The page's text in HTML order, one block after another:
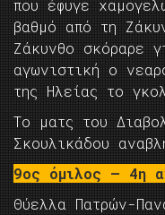
που έφυγε
βαθμό από τη
Ζάκυνθο σκόραρε
αγωνιστική ο
της Ηλείας το
Το ματς του
Σκουλικάδου
9ος όμιλος – 4η
Θύελλα Πατρών-